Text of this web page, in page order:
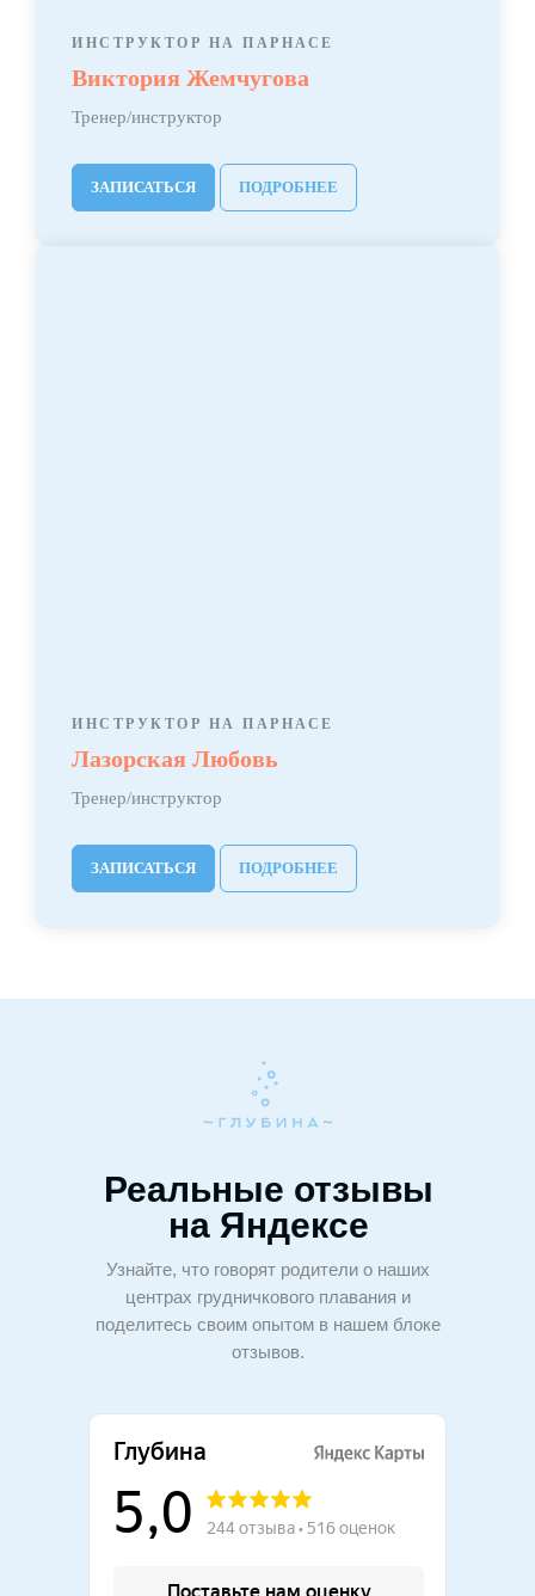
ИНСТРУКТОР НА ПАРНАСЕ
Виктория Жемчугова
Тренер/инструктор
ЗАПИСАТЬСЯ ПОДРОБНЕЕ
ИНСТРУКТОР НА ПАРНАСЕ
Лазорская Любовь
Тренер/инструктор
ЗАПИСАТЬСЯ ПОДРОБНЕЕ
Реальные отзывы
на Яндексе
Узнайте, что говорят родители о наших
центрах грудничкового плавания и
поделитесь своим опытом в нашем блоке
отзывов.